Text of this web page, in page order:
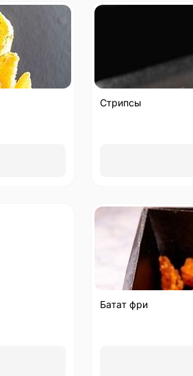
Стрипсы
Батат фри